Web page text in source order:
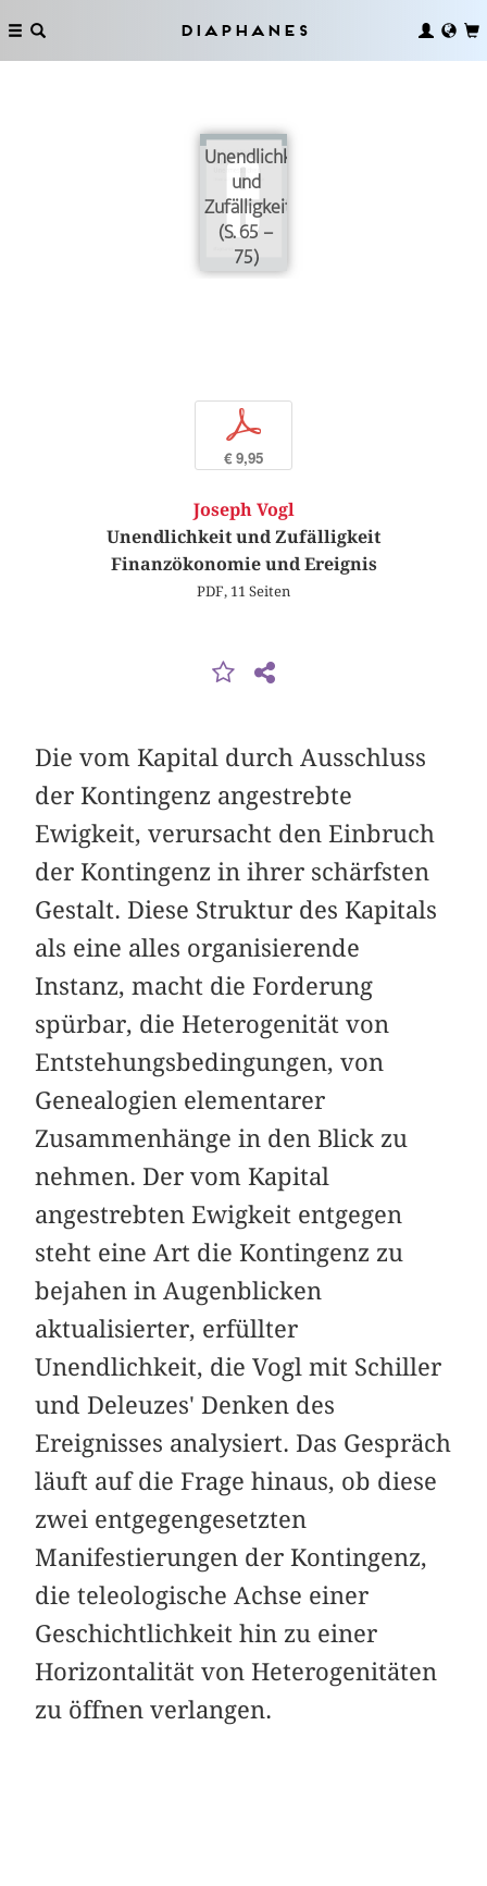
Diaphanes
Unendlichkeit
und
Zufälligkeit
(S. 65 –
75)
p
€ 9,95
Joseph Vogl
Unendlichkeit und Zufälligkeit
Finanzökonomie und Ereignis
PDF, 11 Seiten
Die vom Kapital durch Ausschluss
der Kontingenz angestrebte
Ewigkeit, verursacht den Einbruch
der Kontingenz in ihrer schärfsten
Gestalt. Diese Struktur des Kapitals
als eine alles organisierende
Instanz, macht die Forderung
spürbar, die Heterogenität von
Entstehungsbedingungen, von
Genealogien elementarer
Zusammenhänge in den Blick zu
nehmen. Der vom Kapital
angestrebten Ewigkeit entgegen
steht eine Art die Kontingenz zu
bejahen in Augenblicken
aktualisierter, erfüllter
Unendlichkeit, die Vogl mit Schiller
und Deleuzes' Denken des
Ereignisses analysiert. Das Gespräch
läuft auf die Frage hinaus, ob diese
zwei entgegengesetzten
Manifestierungen der Kontingenz,
die teleologische Achse einer
Geschichtlichkeit hin zu einer
Horizontalität von Heterogenitäten
zu öffnen verlangen.